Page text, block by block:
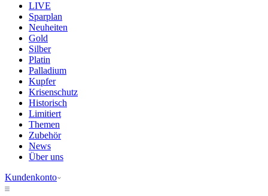
LIVE
Sparplan
Neuheiten
Gold
Silber
Platin
Palladium
Kupfer
Krisenschutz
Historisch
Limitiert
Themen
Zubehör
News
Über uns
Kundenkonto